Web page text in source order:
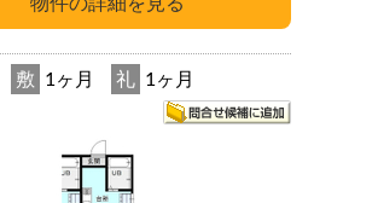
敷 1ヶ月 礼 1ヶ月